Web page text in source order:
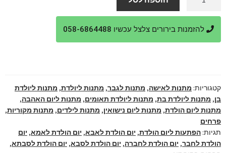
מתנה
עם
משמעות
להזמנות בירורים צלצל עכשיו 058-6864488
קטגוריות: מתנות לאישה, מתנות לגבר, מתנות ליולדת, מתנות ליולדת
בן, מתנות ליולדת בת, מתנות ליולדת תאומים, מתנות ליום האהבה,
מתנות ליום הולדת, מתנות ליום נישואין, מתנות לילדים, מתנות מקוריות,
פרחים
תגיות: הפתעות ליום הולדת, יום הולדת לאבא, יום הולדת לאמא, יום
הולדת לחבר, יום הולדת לחברה, יום הולדת לסבא, יום הולדת לסבתא,